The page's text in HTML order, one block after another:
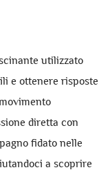
utilizzato
e ottenere risposte
diretta con
fidato nelle
a scoprire